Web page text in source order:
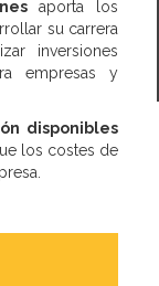
aporta los
su carrera
inversiones
empresas y
disponibles
los costes de